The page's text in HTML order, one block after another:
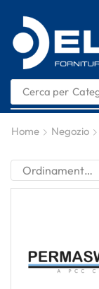
Cerca per
Home Negozio